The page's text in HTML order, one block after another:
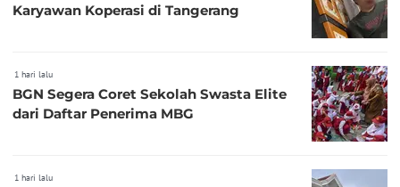
Karyawan Koperasi di Tangerang
1 hari lalu
BGN Segera Coret Sekolah Swasta Elite
dari Daftar Penerima MBG
1 hari lalu